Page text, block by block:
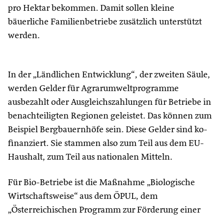
pro Hektar bekommen. Damit sollen kleine
bäuerliche Familienbetriebe zusätzlich unterstützt
werden.
In der „Ländlichen Entwicklung“, der zweiten Säule,
werden Gelder für Agrarumweltprogramme
ausbezahlt oder Ausgleichszahlungen für Betriebe in
benachteiligten Regionen geleistet. Das können zum
Beispiel Bergbauernhöfe sein. Diese Gelder sind ko-
finanziert. Sie stammen also zum Teil aus dem EU-
Haushalt, zum Teil aus nationalen Mitteln.
Für Bio-Betriebe ist die Maßnahme „Biologische
Wirtschaftsweise“ aus dem ÖPUL, dem
„Österreichischen Programm zur Förderung einer